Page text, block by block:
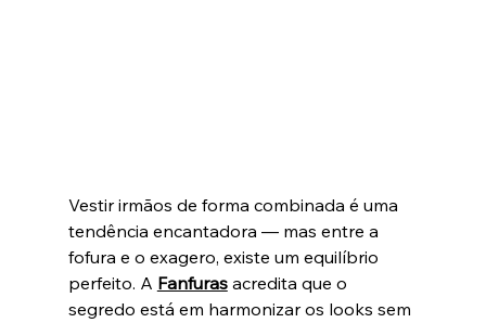
Vestir irmãos de forma combinada é uma
tendência encantadora — mas entre a
fofura e o exagero, existe um equilíbrio
perfeito. A Fanfuras acredita que o
segredo está em harmonizar os looks sem